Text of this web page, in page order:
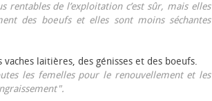
rentables de l’exploitation c’est sûr, mais elles
des bœufs et elles sont moins séchantes
laitières, des génisses et des bœufs.
les femelles pour le renouvellement et les